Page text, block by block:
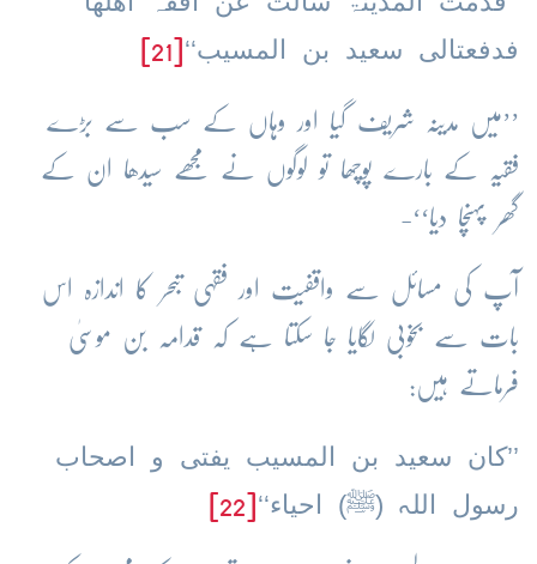
فدفعتالی سعید بن المسیب‘‘
’’میں مدینہ شریف گیا اور وہاں کے سب سے بڑے
فقیہ کے بارے پوچھا تو لوگوں نے مجھے سیدھا ان کے
گھر پہنچا دیا‘‘-
آپ کی مسائل سے واقفیت اور فقہی تبحر کا اندازہ اس
بات سے بخوبی لگایا جا سکتا ہے کہ قدامہ بن موسیٰ
فرماتے ہیں:
’’کان سعید بن المسیب یفتی و اصحاب
رسول اللہ (ﷺ) احیاء‘‘